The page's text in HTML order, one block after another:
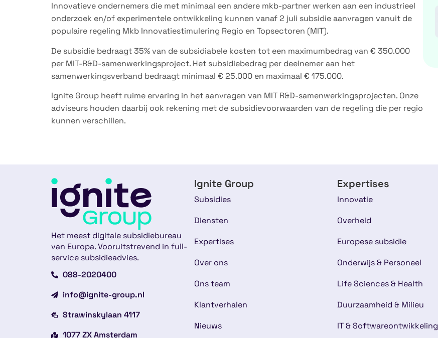
Innovatieve ondernemers die met minimaal een andere mkb-partner werken aan een industrieel
onderzoek en/of experimentele ontwikkeling kunnen vanaf 2 juli subsidie aanvragen vanuit de
populaire regeling Mkb Innovatiestimulering Regio en Topsectoren (MIT).
De subsidie bedraagt 35% van de subsidiabele kosten tot een maximumbedrag van € 350.000
per MIT-R&D-samenwerkingsproject. Het subsidiebedrag per deelnemer aan het
samenwerkingsverband bedraagt minimaal € 25.000 en maximaal € 175.000.
Ignite Group heeft ruime ervaring in het aanvragen van MIT R&D-samenwerkingsprojecten. Onze
adviseurs houden daarbij ook rekening met de subsidievoorwaarden van de regeling die per regio
kunnen verschillen.
Het meest digitale subsidiebureau
van Europa. Vooruitstrevend in full-
service subsidieadvies.
088-2020400
info@ignite-group.nl
Strawinskylaan 4117
1077 ZX Amsterdam
Ignite Group
Subsidies
Diensten
Expertises
Over ons
Ons team
Klantverhalen
Nieuws
Expertises
Innovatie
Overheid
Europese subsidie
Onderwijs & Personeel
Life Sciences & Health
Duurzaamheid & Milieu
IT & Softwareontwikkeling